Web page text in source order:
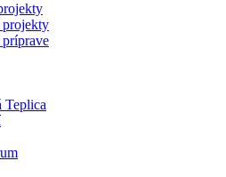
projekty
Teplica